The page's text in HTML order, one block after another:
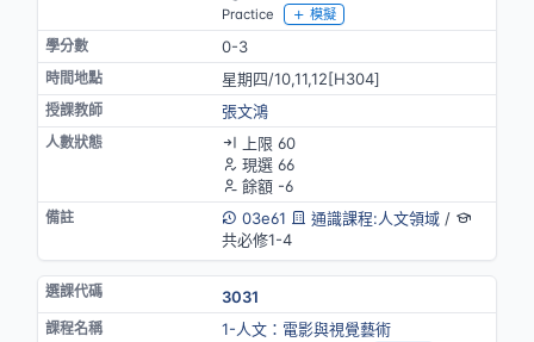
Practice
模擬
0-3
星期四/10,11,12[H304]
張文鴻
上限 60
現選 66
餘額 -6
03e61
通識課程:人文領域/
共必修1-4
3031
1-人文：電影與視覺藝術